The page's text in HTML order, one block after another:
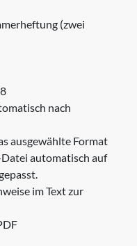
(zwei
nach
ausgewählte Format
automatisch auf
im Text zur